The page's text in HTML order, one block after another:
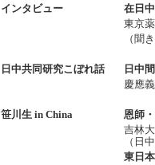
インタビュー
在日
東京
（
日中共同研究こぼれ話
日中
慶應
笹川生 in China
恩師
吉林
（日
東日